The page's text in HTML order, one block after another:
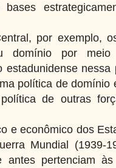
bases
por exemplo,
domínio por
estadunidense
política de domínio
de outras
e econômico dos
Mundial (1939-
antes pertenciam